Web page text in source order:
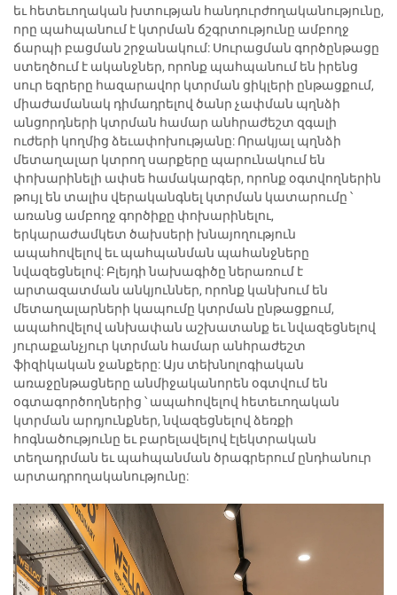
եւ հետեւողական խտության հանդուրժողականությունը,
որը պահպանում է կտրման ճշգրտությունը ամբողջ
ճարպի բացման շրջանակում: Սուրացման գործընթացը
ստեղծում է ականջներ, որոնք պահպանում են իրենց
սուր եզրերը հազարավոր կտրման ցիկլերի ընթացքում,
միաժամանակ դիմադրելով ծանր չափման պղնձի
անցորդների կտրման համար անհրաժեշտ զգալի
ուժերի կողմից ձեւափոխությանը: Որակյալ պղնձի
մետաղալար կտրող սարքերը պարունակում են
փոխարինելի ափսե համակարգեր, որոնք օգտվողներին
թույլ են տալիս վերականգնել կտրման կատարումը ՝
առանց ամբողջ գործիքը փոխարինելու,
երկարաժամկետ ծախսերի խնայողություն
ապահովելով եւ պահպանման պահանջները
նվազեցնելով: Բլեյդի նախագիծը ներառում է
արտազատման անկյուններ, որոնք կանխում են
մետաղալարների կապումը կտրման ընթացքում,
ապահովելով անխափան աշխատանք եւ նվազեցնելով
յուրաքանչյուր կտրման համար անհրաժեշտ
ֆիզիկական ջանքերը: Այս տեխնոլոգիական
առաջընթացները անմիջականորեն օգտվում են
օգտագործողներից ՝ ապահովելով հետեւողական
կտրման արդյունքներ, նվազեցնելով ձեռքի
հոգնածությունը եւ բարելավելով էլեկտրական
տեղադրման եւ պահպանման ծրագրերում ընդհանուր
արտադրողականությունը: